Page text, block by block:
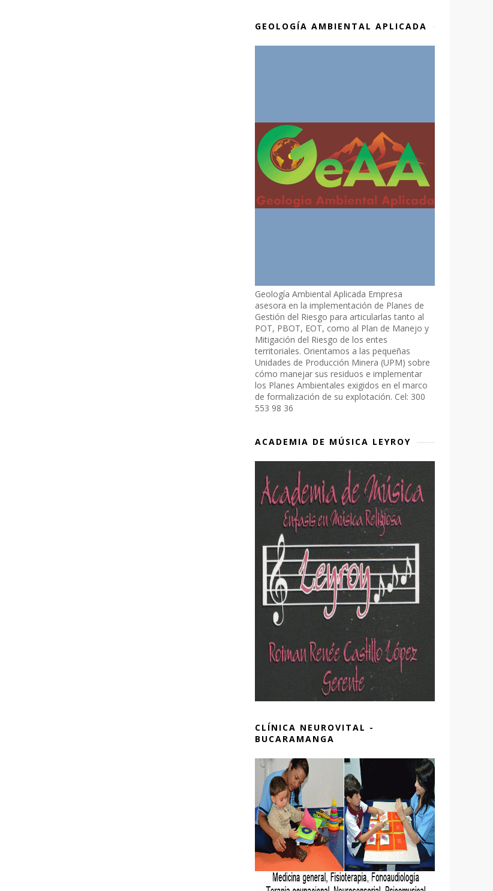
GEOLOGÍA AMBIENTAL APLICADA
Geología Ambiental Aplicada Empresa
asesora en la implementación de Planes de
Gestión del Riesgo para articularlas tanto al
POT, PBOT, EOT, como al Plan de Manejo y
Mitigación del Riesgo de los entes
territoriales. Orientamos a las pequeñas
Unidades de Producción Minera (UPM) sobre
cómo manejar sus residuos e implementar
los Planes Ambientales exigidos en el marco
de formalización de su explotación. Cel: 300
553 98 36
ACADEMIA DE MÚSICA LEYROY
CLÍNICA NEUROVITAL -
BUCARAMANGA